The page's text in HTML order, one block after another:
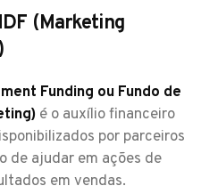
(Marketing
Funding ou Fundo de
é o auxílio financeiro
por parceiros
de ajudar em ações de
em vendas.